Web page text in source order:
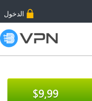
الدخول
$9,99